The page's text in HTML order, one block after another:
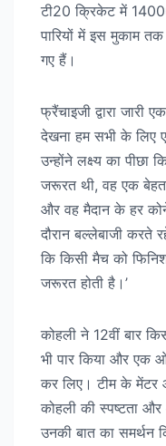
टी20 क्रिकेट में
पारियों में इस मुकाम
गए हैं।
फ्रैंचाइजी द्वारा जारी
देखना हम सभी के लिए
उन्होंने लक्ष्य का पीछा
जरूरत थी, वह एक
और वह मैदान के हर
दौरान बल्लेबाजी करते
कि किसी मैच को
जरूरत होती है।’
कोहली ने 12वीं बार
भी पार किया और एक
कर लिए। टीम के मेंटर
कोहली की स्पष्टता
उनकी बात का समर्थन